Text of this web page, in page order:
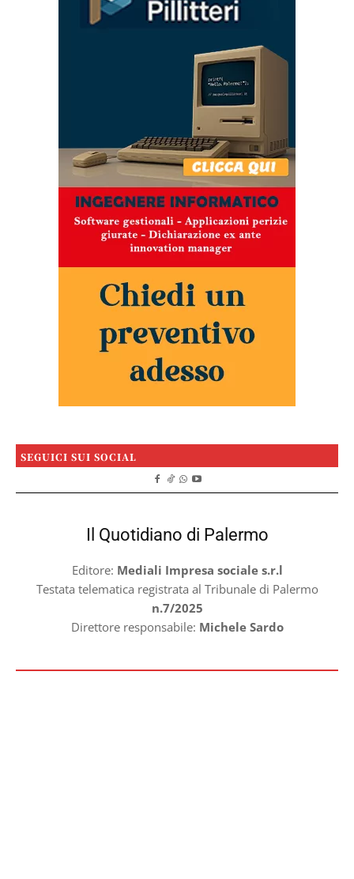
SEGUICI SUI SOCIAL
Il Quotidiano di Palermo
Editore: Mediali Impresa sociale s.r.l
Testata telematica registrata al Tribunale di Palermo
n.7/2025
Direttore responsabile: Michele Sardo